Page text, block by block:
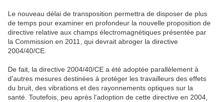
Le nouveau délai de transposition permettra de disposer de plus
de temps pour examiner en profondeur la nouvelle proposition de
directive relative aux champs électromagnétiques présentée par
la Commission en 2011, qui devrait abroger la directive
2004/40/CE.
De fait, la directive 2004/40/CE a été adoptée parallèlement à
d'autres mesures destinées à protéger les travailleurs des effets
du bruit, des vibrations et des rayonnements optiques sur la
santé. Toutefois, peu après l'adoption de cette directive en 2004,